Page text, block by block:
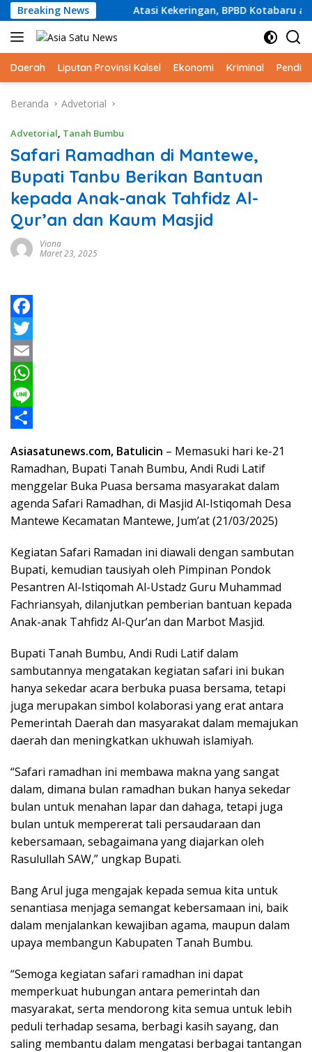
Langsung
ke
konten
Breaking News
Sejak SD Atasi Kekeringan, BPBD Kotabaru
Daerah Liputan Provinsi Kalsel Ekonomi Kriminal
Beranda Advetorial
Advetorial, Tanah Bumbu
Safari Ramadhan di Mantewe,
Bupati Tanbu Berikan Bantuan
kepada Anak-anak Tahfidz Al-
Qur’an dan Kaum Masjid
Viona
Maret 23, 2025
F
a
c
e
b
o
k
T
w
e
r
E
m
a
l
W
h
t
s
A
p
p
L
n
e
h
a
r
e
Asiasatunews.com, Batulicin – Memasuki hari ke-21
Ramadhan, Bupati Tanah Bumbu, Andi Rudi Latif
menggelar Buka Puasa bersama masyarakat dalam
agenda Safari Ramadhan, di Masjid Al-Istiqomah Desa
Mantewe Kecamatan Mantewe, Jum’at (21/03/2025)
Kegiatan Safari Ramadan ini diawali dengan sambutan
Bupati, kemudian tausiyah oleh Pimpinan Pondok
Pesantren Al-Istiqomah Al-Ustadz Guru Muhammad
Fachriansyah, dilanjutkan pemberian bantuan kepada
Anak-anak Tahfidz Al-Qur’an dan Marbot Masjid.
Bupati Tanah Bumbu, Andi Rudi Latif dalam
sambutannya mengatakan kegiatan safari ini bukan
hanya sekedar acara berbuka puasa bersama, tetapi
juga merupakan simbol kolaborasi yang erat antara
Pemerintah Daerah dan masyarakat dalam memajukan
daerah dan meningkatkan ukhuwah islamiyah.
“Safari ramadhan ini membawa makna yang sangat
dalam, dimana bulan ramadhan bukan hanya sekedar
bulan untuk menahan lapar dan dahaga, tetapi juga
bulan untuk mempererat tali persaudaraan dan
kebersamaan, sebagaimana yang diajarkan oleh
Rasulullah SAW,” ungkap Bupati.
Bang Arul juga mengajak kepada semua kita untuk
senantiasa menjaga semangat kebersamaan ini, baik
dalam menjalankan kewajiban agama, maupun dalam
upaya membangun Kabupaten Tanah Bumbu.
“Semoga kegiatan safari ramadhan ini dapat
memperkuat hubungan antara pemerintah dan
masyarakat, serta mendorong kita semua untuk lebih
peduli terhadap sesama, berbagi kasih sayang, dan
saling membantu dalam mengatasi berbagai tantangan